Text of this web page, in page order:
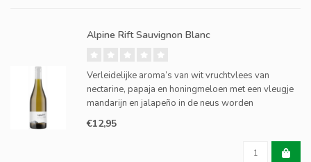
Alpine Rift Sauvignon Blanc
Verleidelijke aroma’s van wit vruchtvlees van
nectarine, papaja en honingmeloen met een vleugje
mandarijn en jalapeño in de neus worden
ondersteund door een rijpe, rijk gestructureerde
smaak en een frisse citrusafdronk.
€12,95